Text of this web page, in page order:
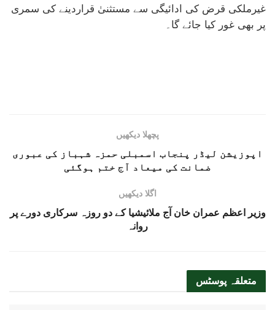
غیرملکی قرض کی ادائیگی سے مستثنیٰ قراردینے کی سمری
پر بھی غور کیا جائے گا۔
پچھلا دیکھیں
اپوزیشن لیڈر پنجاب اسمبلی حمزہ شہباز کی عبوری
ضمانت کی میعاد آج ختم ہوگئی
اگلا دیکھیں
وزیر اعظم عمران خان آج ملائیشیا کے دو روزہ سرکاری دورے پر
روانہ
متعلقہ پوسٹس